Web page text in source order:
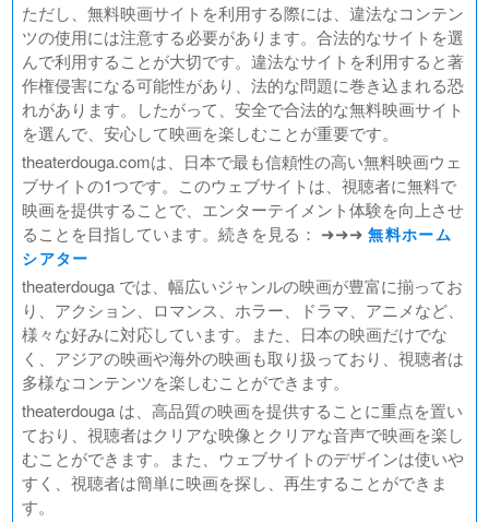
ただし、無料映画サイトを利用する際には、違法なコンテン
ツの使用には注意する必要があります。合法的なサイトを選
んで利用することが大切です。違法なサイトを利用すると著
作権侵害になる可能性があり、法的な問題に巻き込まれる恐
れがあります。したがって、安全で合法的な無料映画サイト
を選んで、安心して映画を楽しむことが重要です。
theaterdouga.comは、日本で最も信頼性の高い無料映画ウェ
ブサイトの1つです。このウェブサイトは、視聴者に無料で
映画を提供することで、エンターテイメント体験を向上させ
ることを目指しています。続きを見る： ➜➜➜無料ホーム
シアター
theaterdouga では、幅広いジャンルの映画が豊富に揃ってお
り、アクション、ロマンス、ホラー、ドラマ、アニメなど、
様々な好みに対応しています。また、日本の映画だけでな
く、アジアの映画や海外の映画も取り扱っており、視聴者は
多様なコンテンツを楽しむことができます。
theaterdouga は、高品質の映画を提供することに重点を置い
ており、視聴者はクリアな映像とクリアな音声で映画を楽し
むことができます。また、ウェブサイトのデザインは使いや
すく、視聴者は簡単に映画を探し、再生することができま
す。